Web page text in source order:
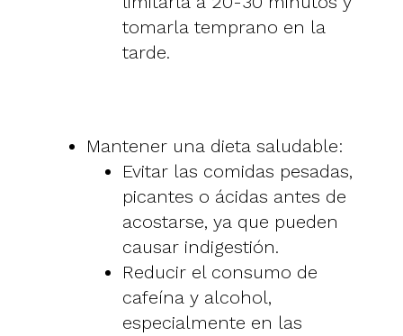
tomarla temprano en la
tarde.
Mantener una dieta saludable:
Evitar las comidas pesadas,
picantes o ácidas antes de
acostarse, ya que pueden
causar indigestión.
Reducir el consumo de
cafeína y alcohol,
especialmente en las